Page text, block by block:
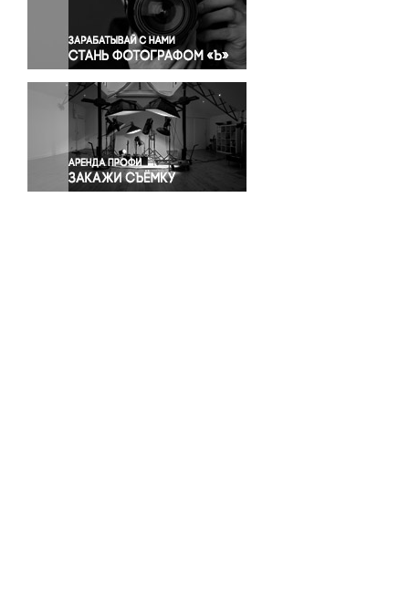
Правосудие
Происшествия и конфликты
Религия
Светская жизнь
Спорт
Экология
Экономика и бизнес